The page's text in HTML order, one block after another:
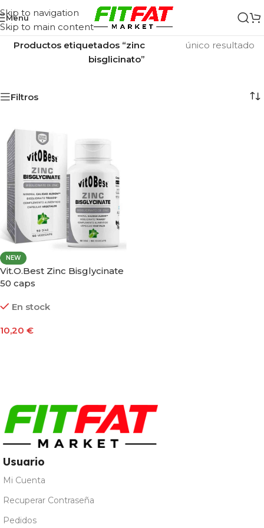
Skip to navigation
Skip to main content
Menu
Inicio/
Productos etiquetados “zinc
bisglicinato”
único resultado
Filtros
NEW
Vit.O.Best Zinc Bisglycinate
50 caps
En stock
10,20 €
Usuario
Mi Cuenta
Recuperar Contraseña
Pedidos